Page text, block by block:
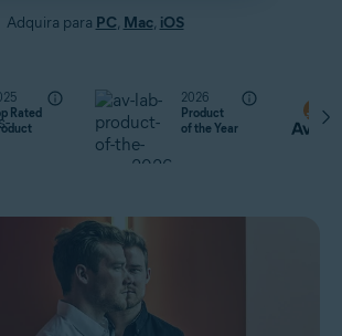
Adquira para PC, Mac, iOS
Rated
2026
Product
of the Year